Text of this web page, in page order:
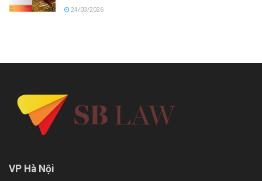
24/03/2026
VP Hà Nội